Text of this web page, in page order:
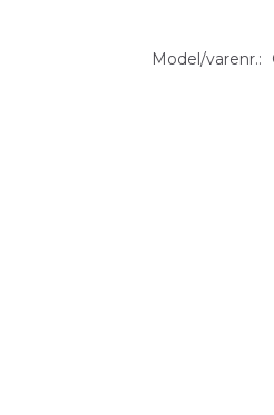
Model/varenr.: